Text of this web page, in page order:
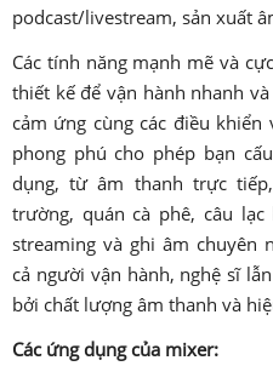
podcast/livestream, sản xuất
Các tính năng mạnh mẽ và
thiết kế để vận hành nhanh
cảm ứng cùng các điều
phong phú cho phép bạn
dụng, từ âm thanh trực
trường, quán cà phê, câu
streaming và ghi âm chuyên
cả người vận hành, nghệ sĩ
bởi chất lượng âm thanh và
Các ứng dụng của mixer: